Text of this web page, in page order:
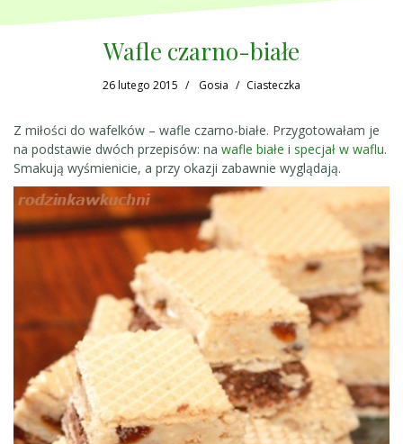
Wafle czarno-białe
26 lutego 2015 Gosia Ciasteczka
Z miłości do wafelków – wafle czarno-białe. Przygotowałam je
na podstawie dwóch przepisów: na wafle białe i specjał w waflu.
Smakują wyśmienicie, a przy okazji zabawnie wyglądają.